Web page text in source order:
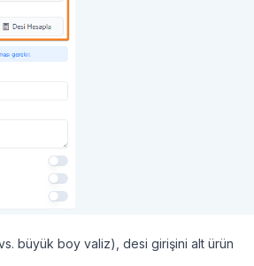
büyük boy valiz), desi girişini alt ürün